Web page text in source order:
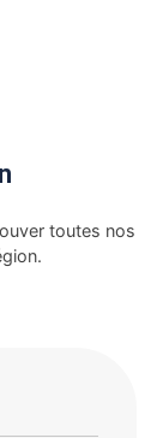
toutes nos